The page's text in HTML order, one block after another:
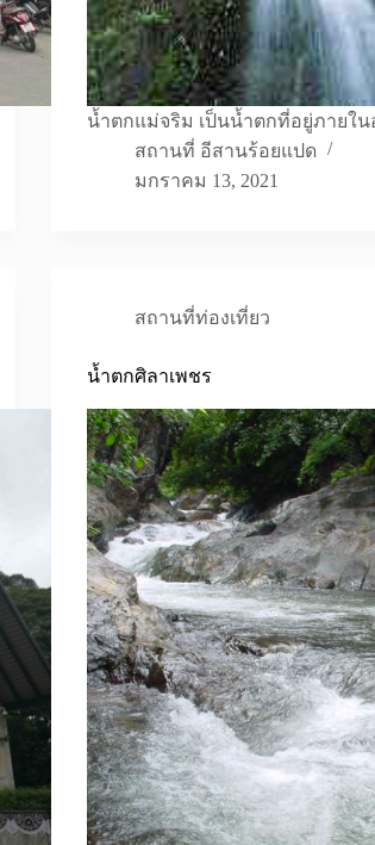
น้ำตกแม่จริม เป็นน้ำตกที่อยู่ภายใ
สถานที่ อีสานร้อยแปด
มกราคม 13, 2021
สถานที่ท่องเที่ยว
น้ำตกศิลาเพชร